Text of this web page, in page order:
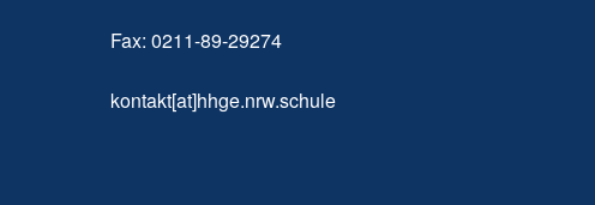
Fax: 0211-89-29274
kontakt[at]hhge.nrw.schule